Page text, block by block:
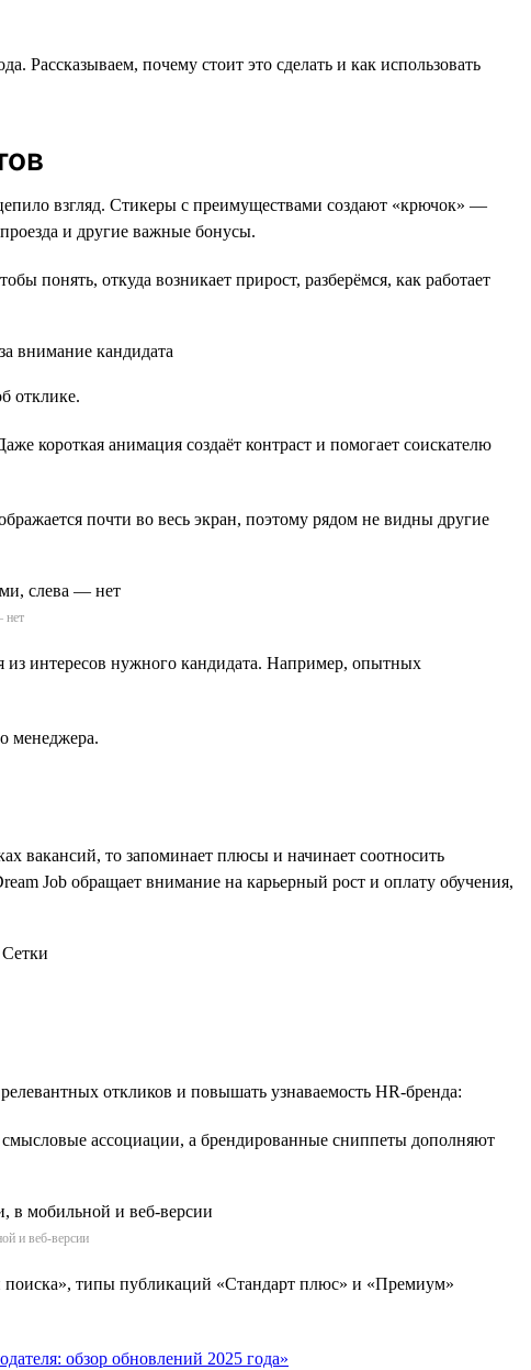
Рассказываем, почему стоит это сделать и как использовать
взгляд. Стикеры с преимуществами создают «крючок» —
и другие важные бонусы.
понять, откуда возникает прирост, разберёмся, как работает
отклике.
короткая анимация создаёт контраст и помогает соискателю
почти во весь экран, поэтому рядом не видны другие
нет
из интересов нужного кандидата. Например, опытных
менеджера.
вакансий, то запоминает плюсы и начинает соотносить
Job обращает внимание на карьерный рост и оплату обучения,
откликов и повышать узнаваемость HR-бренда:
ассоциации, а брендированные сниппеты дополняют
и веб-версии
поиска», типы публикаций «Стандарт плюс» и «Премиум»
обзор обновлений 2025 года»